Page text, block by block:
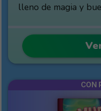
lleno de magia y
CON